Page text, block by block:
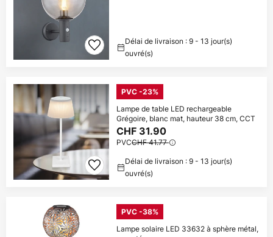
Délai de livraison : 9 - 13 jour(s)
ouvré(s)
PVC -23%
Lampe de table LED rechargeable
Grégoire, blanc mat, hauteur 38 cm, CCT
CHF 31.90
PVCCHF 41.77
Délai de livraison : 9 - 13 jour(s)
ouvré(s)
PVC -38%
Lampe solaire LED 33632 à sphère métal,